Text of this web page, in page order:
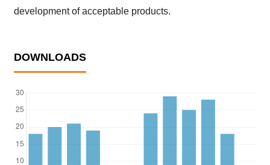
development of acceptable products.
DOWNLOADS